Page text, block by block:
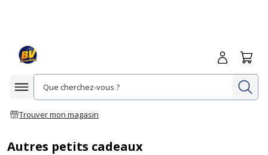
Afficher la navigation
Trouver mon magasin
Me
Autres petits cadeaux